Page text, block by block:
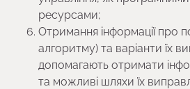
ресурсами;
Отримання інформації про
алгоритму) та варіанти їх
допомагають отримати
та можливі шляхи їх